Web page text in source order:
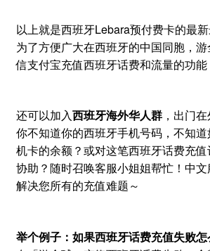
以上就是西班牙Lebara预付费卡的最
为了方便广大在西班牙的中国同胞，
信支付宝充值西班牙话费和流量的功能
还可以加入西班牙海外华人群，出门
你不知道你的西班牙手机号码，不知
机卡的余额？或对这笔西班牙话费充
协助？随时召唤客服小姐姐帮忙！中文
解决您所有的充值难题～
举个例子：如果西班牙话费充值失败怎